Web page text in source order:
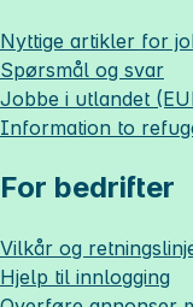
Nyttige artikler for
Spørsmål og svar
Jobbe i utlandet
Information to
For bedrifter
Vilkår og
Hjelp til innlogging